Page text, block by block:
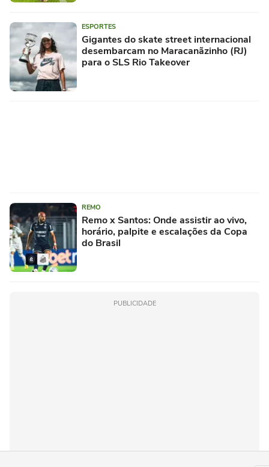
ESPORTES
Gigantes do skate street internacional
desembarcam no Maracanãzinho (RJ)
para o SLS Rio Takeover
REMO
Remo x Santos: Onde assistir ao vivo,
horário, palpite e escalações da Copa
do Brasil
PUBLICIDADE